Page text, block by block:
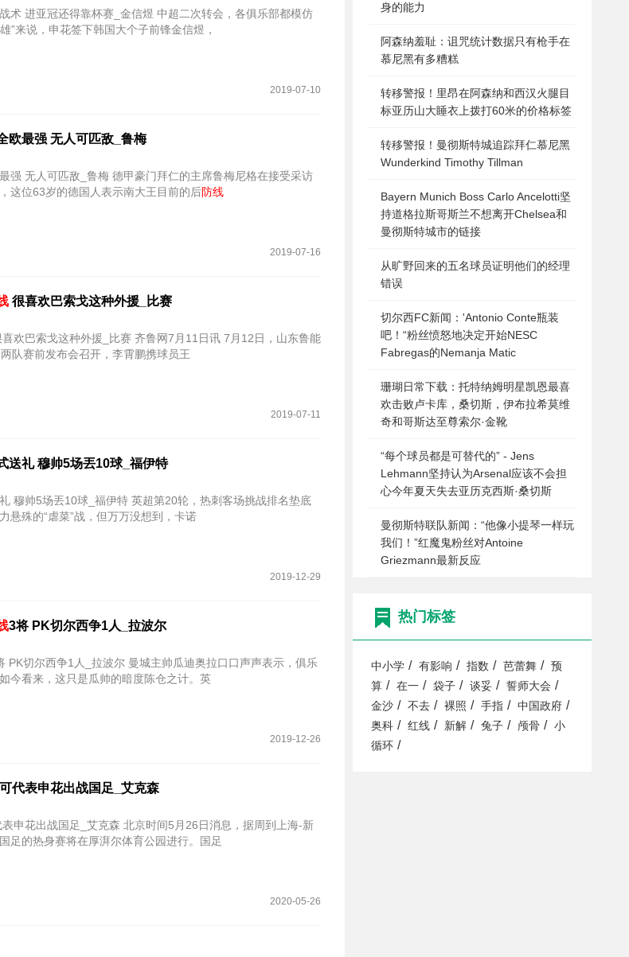
术 进亚冠还得靠杯赛_金信煜 中超二次转会，各俱乐部都模仿
”来说，申花签下韩国大个子前锋金信煜，
2019-07-10
欧最强 无人可匹敌_鲁梅
可匹敌_鲁梅 德甲豪门拜仁的主席鲁梅尼格在接受采访
这位63岁的德国人表示南大王目前的后防线
2019-07-16
很喜欢巴索戈这种外援_比赛
喜欢巴索戈这种外援_比赛 齐鲁网7月11日讯 7月12日，山东鲁能
队赛前发布会召开，李霄鹏携球员王
2019-07-11
送礼 穆帅5场丟10球_福伊特
特 英超第20轮，热刺客场挑战排名垫底
悬殊的“虐菜”战，但万万没想到，卡诺
2019-12-29
3将 PK切尔西争1人_拉波尔
切尔西争1人_拉波尔 曼城主帅瓜迪奥拉口口声声表示，俱乐
今看来，这只是瓜帅的暗度陈仓之计。英
2019-12-26
代表申花出战国足_艾克森
申花出战国足_艾克森 北京时间5月26日消息，据周到上海-新
足的热身赛将在厚湃尔体育公园进行。国足
2020-05-26
身的能力
阿森纳羞耻：诅咒统计数据只有枪手在
慕尼黑有多糟糕
转移警报！里昂在阿森纳和西汉火腿目
标亚历山大睡衣上拨打60米的价格标签
转移警报！曼彻斯特城追踪拜仁慕尼黑
Wunderkind Timothy Tillman
Bayern Munich Boss Carlo Ancelotti坚
持道格拉斯哥斯兰不想离开Chelsea和
曼彻斯特城市的链接
从旷野回来的五名球员证明他们的经理
错误
切尔西FC新闻：'Antonio Conte瓶装
吧！“粉丝愤怒地决定开始NESC
Fabregas的Nemanja Matic
珊瑚日常下载：托特纳姆明星凯恩最喜
欢击败卢卡库，桑切斯，伊布拉希莫维
奇和哥斯达至尊索尔·金靴
“每个球员都是可替代的” - Jens
Lehmann坚持认为Arsenal应该不会担
心今年夏天失去亚历克西斯·桑切斯
曼彻斯特联队新闻：“他像小提琴一样玩
我们！”红魔鬼粉丝对Antoine
Griezmann最新反应
热门标签
中小学 / 有影响 / 指数 / 芭蕾舞 /
预
算 / 在一 / 袋子 / 谈妥 / 誓师大会 /
金沙 / 不去 / 裸照 / 手指 / 中国政府 /
奥科 / 红线 / 新解 / 兔子 / 颅骨 /
小
循环 /